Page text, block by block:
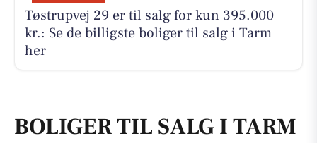
Tøstrupvej 29 er til salg for kun 395.000
kr.: Se de billigste boliger til salg i Tarm
her
BOLIGER TIL SALG I TARM